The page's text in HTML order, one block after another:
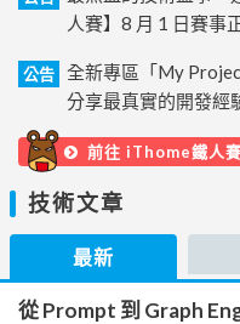
人賽】8 月 1 日賽事
公告
全新專區「My
分享最真實的開發經
前往 iThome鐵人賽
技術文章
最新
從 Prompt 到 Graph